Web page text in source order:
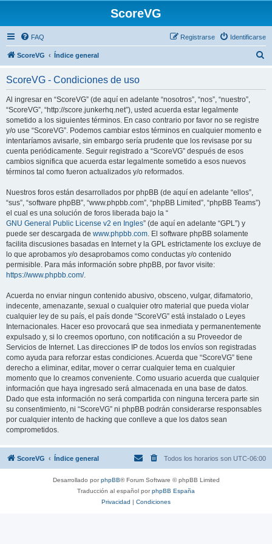
ScoreVG
FAQ Identificarse
Registrarse
ScoreVG Índice general
ScoreVG - Condiciones de uso
Al ingresar en “ScoreVG” (de aquí en adelante “nosotros”, “nos”, “nuestro”,
“ScoreVG”, “http://score.junkerhq.net”), usted acuerda estar legalmente
sometido a los siguientes términos. En caso contrario por favor no se registre
y/o use “ScoreVG”. Podemos cambiar estos términos en cualquier momento e
intentaríamos avisarle, sin embargo sería prudente que los revisase por su
cuenta periódicamente. Seguir registrado a “ScoreVG” después de esos
cambios significa que acuerda estar legalmente sometido a esos nuevos
términos tal como fueron actualizados y/o reformados.
Nuestros foros están desarrollados por phpBB (de aquí en adelante “ellos”,
“sus”, “software phpBB”, “www.phpbb.com”, “phpBB Limited”, “phpBB Teams”)
el cual es una solución de foros liberada bajo la “
GNU General Public License v2 en Ingles” (de aquí en adelante “GPL”) y
puede ser descargada de www.phpbb.com. El software phpBB solamente
facilita discusiones basadas en Internet y la GPL estrictamente los excluye de
lo que aprobamos y/o desaprobamos como conductas y/o contenido
permisible. Para más información sobre phpBB, por favor visite:
https://www.phpbb.com/.
Acuerda no enviar ningun contenido abusivo, obsceno, vulgar, difamatorio,
indecente, amenazante, sexual o cualquier otro material que pueda violar
cualquier ley de su país, el país donde “ScoreVG” está instalado o Leyes
Internacionales. Hacer eso provocará que sea inmediata y permanentemente
expulsado y, si lo creemos oportuno, con notificación a su Proveedor de
Servicios de Internet. Las direcciones IP de todos los envíos son registradas
como ayuda para reforzar estas condiciones. Acuerda que “ScoreVG” tiene
derecho a eliminar, editar, mover o cerrar cualquier tema en cualquier
momento que lo creamos conveniente. Como usuario acuerda que cualquier
información que haya ingresado será almacenada en una base de datos.
Dado que esta información no será compartida con ninguna tercera parte sin
su consentimiento, ni “ScoreVG” ni phpBB podrán considerarse responsables
por cualquier intento de hacking que conlleve a que los datos sean
comprometidos.
ScoreVG Índice general Todos los horarios son UTC-06:00
Desarrollado porphpBB® Forum Software © phpBB Limited
Traducción al español porphpBB España
Privacidad | Condiciones